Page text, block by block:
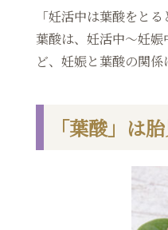
「妊活中は葉酸をと
葉酸は、妊活中〜妊
ど、妊娠と葉酸の関係
「葉酸」は